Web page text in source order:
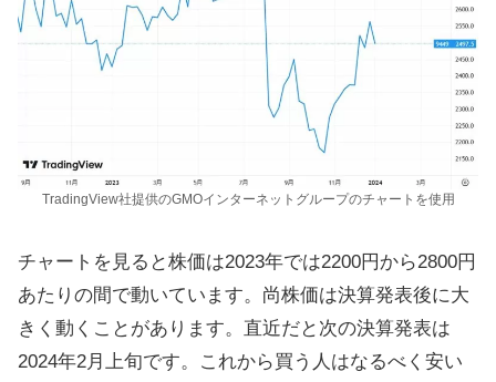
TradingView社提供のGMOインターネットグループのチャートを使用
チャートを見ると株価は2023年では2200円から2800円
あたりの間で動いています。尚株価は決算発表後に大
きく動くことがあります。直近だと次の決算発表は
2024年2月上旬です。これから買う人はなるべく安い